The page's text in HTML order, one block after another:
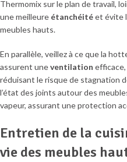
Thermomix sur le plan de travail,
une meilleure étanchéitéet évite
meubles hauts.
En parallèle, veillez à ce que la
assurent uneventilation
réduisant le risque de stagnation
l’état des joints autour des
vapeur, assurant une protection
Entretien de la
vie des meubles